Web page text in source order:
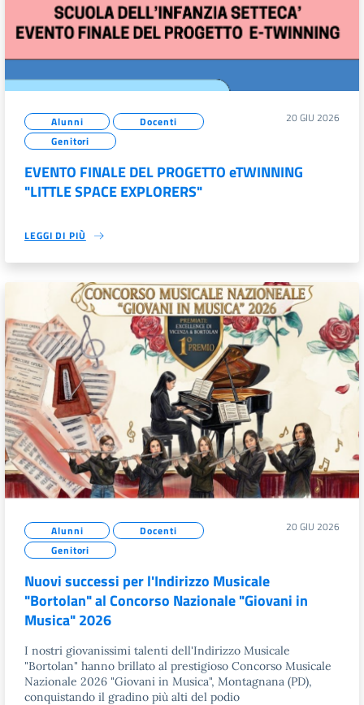
Alunni
Docenti
Genitori
20 GIU 2026
EVENTO FINALE DEL PROGETTO eTWINNING
"LITTLE SPACE EXPLORERS"
LEGGI DI PIÙ
Alunni
Docenti
Genitori
20 GIU 2026
Nuovi successi per l'Indirizzo Musicale
"Bortolan" al Concorso Nazionale "Giovani in
Musica" 2026
I nostri giovanissimi talenti dell'Indirizzo Musicale
"Bortolan" hanno brillato al prestigioso Concorso Musicale
Nazionale 2026 "Giovani in Musica", Montagnana (PD),
conquistando il gradino più alti del podio